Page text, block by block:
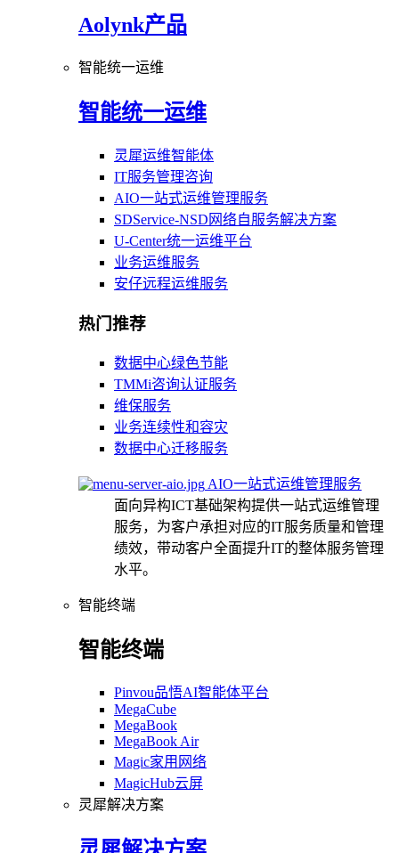
Aolynk产品
智能统一运维
智能统一运维
灵犀运维智能体
IT服务管理咨询
AIO一站式运维管理服务
SDService-NSD网络自服务解决方案
U-Center统一运维平台
业务运维服务
安仔远程运维服务
热门推荐
数据中心绿色节能
TMMi咨询认证服务
维保服务
业务连续性和容灾
数据中心迁移服务
AIO一站式运维管理服务
面向异构ICT基础架构提供一站式运维管理
服务，为客户承担对应的IT服务质量和管理
绩效，带动客户全面提升IT的整体服务管理
水平。
智能终端
智能终端
Pinvou品悟AI智能体平台
MegaCube
MegaBook
MegaBook Air
Magic家用网络
MagicHub云屏
灵犀解决方案